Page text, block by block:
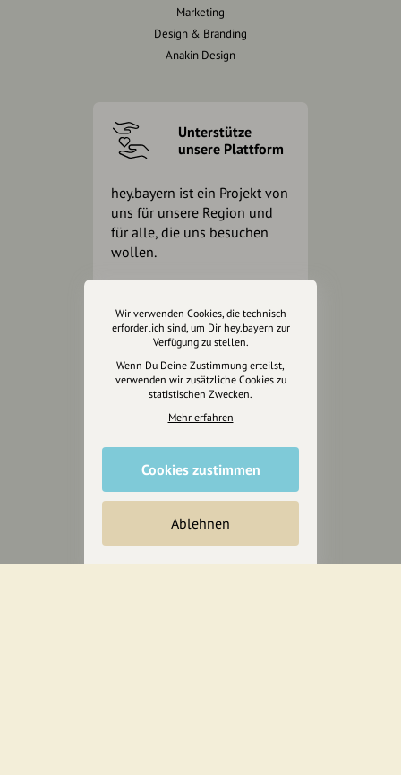
Marketing
Design & Branding
Anakin Design
Unterstütze
unsere Plattform
hey.bayern ist ein Projekt von
uns für unsere Region und
für alle, die uns besuchen
wollen.
Inhalte vorschlagen
Jetzt unterstützen
Wir können leider keine
Wir verwenden Cookies, die technisch
erforderlich sind, um Dir hey.bayern zur
Verfügung zu stellen.
Wenn Du Deine Zustimmung erteilst,
verwenden wir zusätzliche Cookies zu
statistischen Zwecken.
Mehr erfahren
Cookies zustimmen
Ablehnen